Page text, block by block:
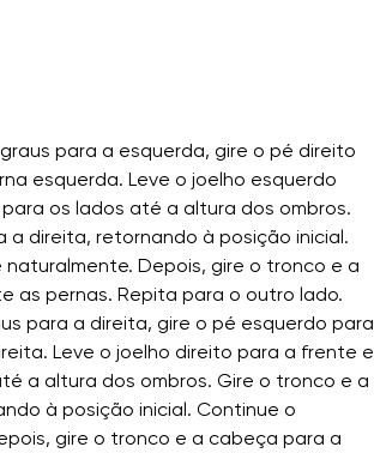
para a esquerda, gire o pé direito
esquerda. Leve o joelho esquerdo
os lados até a altura dos ombros.
a direita, retornando à posição inicial.
Depois, gire o tronco e a
as pernas. Repita para o outro lado.
para a direita, gire o pé esquerdo para
Leve o joelho direito para a frente e
a altura dos ombros. Gire o tronco e a
à posição inicial. Continue o
gire o tronco e a cabeça para a